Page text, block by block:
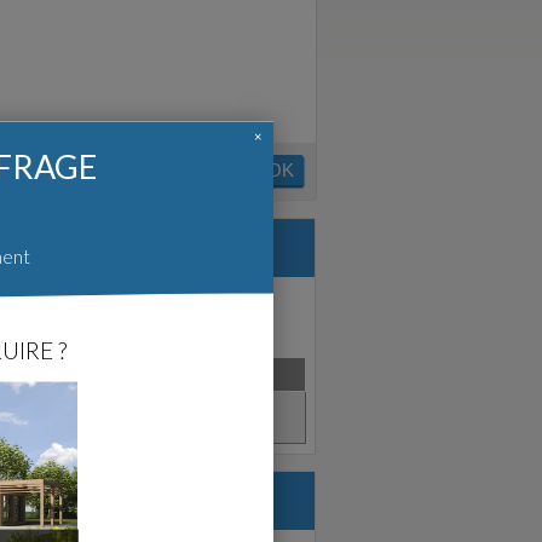
OK
:
?
×